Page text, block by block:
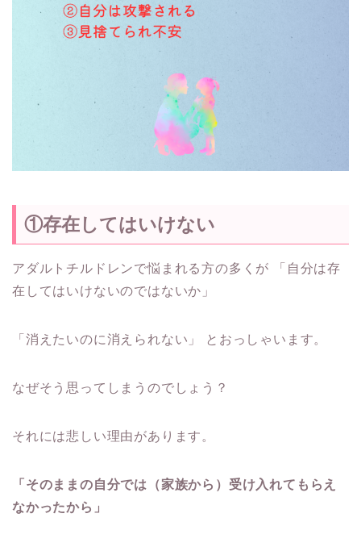
①存在してはいけない
アダルトチルドレンで悩まれる方の多くが 「自分は存
在してはいけないのではないか」
「消えたいのに消えられない」 とおっしゃいます。
なぜそう思ってしまうのでしょう？
それには悲しい理由があります。
「そのままの自分では（家族から）受け入れてもらえ
なかったから」